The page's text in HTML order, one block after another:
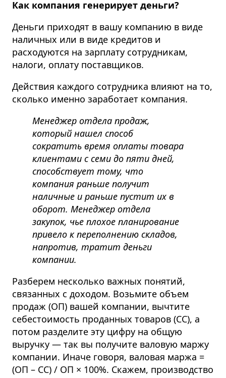
Как компания генерирует деньги?
Деньги приходят в вашу компанию в виде
наличных или в виде кредитов и
расходуются на зарплату сотрудникам,
налоги, оплату поставщиков.
Действия каждого сотрудника влияют на то,
сколько именно заработает компания.
Менеджер отдела продаж,
который нашел способ
сократить время оплаты товара
клиентами с семи до пяти дней,
способствует тому, что
компания раньше получит
наличные и раньше пустит их в
оборот. Менеджер отдела
закупок, чье плохое планирование
привело к переполнению складов,
напротив, тратит деньги
компании.
Разберем несколько важных понятий,
связанных с доходом. Возьмите объем
продаж (ОП) вашей компании, вычтите
себестоимость проданных товаров (СС), а
потом разделите эту цифру на общую
выручку — так вы получите валовую маржу
компании. Иначе говоря, валовая маржа =
(ОП – СС) / ОП × 100%. Скажем, производство